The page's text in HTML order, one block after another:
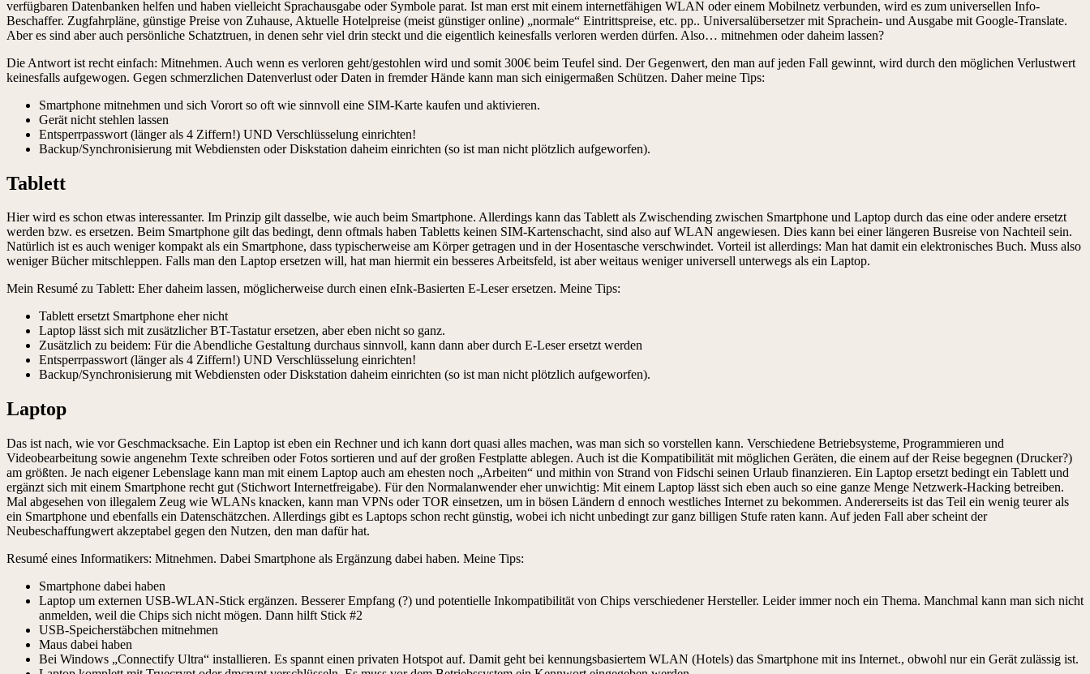
verfügbaren Datenbanken helfen und haben vielleicht Sprachausgabe oder Symbole parat. Ist man erst mit einem internetfähigen WLAN oder einem Mobilnetz verbunden, wird es zum universellen Info-
Beschaffer. Zugfahrpläne, günstige Preise von Zuhause, Aktuelle Hotelpreise (meist günstiger online) „normale“ Eintrittspreise, etc. pp.. Universalübersetzer mit Sprachein- und Ausgabe mit Google-Translate.
Aber es sind aber auch persönliche Schatztruen, in denen sehr viel drin steckt und die eigentlich keinesfalls verloren werden dürfen. Also… mitnehmen oder daheim lassen?
Die Antwort ist recht einfach: Mitnehmen. Auch wenn es verloren geht/gestohlen wird und somit 300€ beim Teufel sind. Der Gegenwert, den man auf jeden Fall gewinnt, wird durch den möglichen Verlustwert
keinesfalls aufgewogen. Gegen schmerzlichen Datenverlust oder Daten in fremder Hände kann man sich einigermaßen Schützen. Daher meine Tips:
Smartphone mitnehmen und sich Vorort so oft wie sinnvoll eine SIM-Karte kaufen und aktivieren.
Gerät nicht stehlen lassen
Entsperrpasswort (länger als 4 Ziffern!) UND Verschlüsselung einrichten!
Backup/Synchronisierung mit Webdiensten oder Diskstation daheim einrichten (so ist man nicht plötzlich aufgeworfen).
Tablett
Hier wird es schon etwas interessanter. Im Prinzip gilt dasselbe, wie auch beim Smartphone. Allerdings kann das Tablett als Zwischending zwischen Smartphone und Laptop durch das eine oder andere ersetzt
werden bzw. es ersetzen. Beim Smartphone gilt das bedingt, denn oftmals haben Tabletts keinen SIM-Kartenschacht, sind also auf WLAN angewiesen. Dies kann bei einer längeren Busreise von Nachteil sein.
Natürlich ist es auch weniger kompakt als ein Smartphone, dass typischerweise am Körper getragen und in der Hosentasche verschwindet. Vorteil ist allerdings: Man hat damit ein elektronisches Buch. Muss also
weniger Bücher mitschleppen. Falls man den Laptop ersetzen will, hat man hiermit ein besseres Arbeitsfeld, ist aber weitaus weniger universell unterwegs als ein Laptop.
Mein Resumé zu Tablett: Eher daheim lassen, möglicherweise durch einen eInk-Basierten E-Leser ersetzen. Meine Tips:
Tablett ersetzt Smartphone eher nicht
Laptop lässt sich mit zusätzlicher BT-Tastatur ersetzen, aber eben nicht so ganz.
Zusätzlich zu beidem: Für die Abendliche Gestaltung durchaus sinnvoll, kann dann aber durch E-Leser ersetzt werden
Entsperrpasswort (länger als 4 Ziffern!) UND Verschlüsselung einrichten!
Backup/Synchronisierung mit Webdiensten oder Diskstation daheim einrichten (so ist man nicht plötzlich aufgeworfen).
Laptop
Das ist nach, wie vor Geschmacksache. Ein Laptop ist eben ein Rechner und ich kann dort quasi alles machen, was man sich so vorstellen kann. Verschiedene Betriebsysteme, Programmieren und
Videobearbeitung sowie angenehm Texte schreiben oder Fotos sortieren und auf der großen Festplatte ablegen. Auch ist die Kompatibilität mit möglichen Geräten, die einem auf der Reise begegnen (Drucker?)
am größten. Je nach eigener Lebenslage kann man mit einem Laptop auch am ehesten noch „Arbeiten“ und mithin von Strand von Fidschi seinen Urlaub finanzieren. Ein Laptop ersetzt bedingt ein Tablett und
ergänzt sich mit einem Smartphone recht gut (Stichwort Internetfreigabe). Für den Normalanwender eher unwichtig: Mit einem Laptop lässt sich eben auch so eine ganze Menge Netzwerk-Hacking betreiben.
Mal abgesehen von illegalem Zeug wie WLANs knacken, kann man VPNs oder TOR einsetzen, um in bösen Ländern d ennoch westliches Internet zu bekommen. Andererseits ist das Teil ein wenig teurer als
ein Smartphone und ebenfalls ein Datenschätzchen. Allerdings gibt es Laptops schon recht günstig, wobei ich nicht unbedingt zur ganz billigen Stufe raten kann. Auf jeden Fall aber scheint der
Neubeschaffungwert akzeptabel gegen den Nutzen, den man dafür hat.
Resumé eines Informatikers: Mitnehmen. Dabei Smartphone als Ergänzung dabei haben. Meine Tips:
Smartphone dabei haben
Laptop um externen USB-WLAN-Stick ergänzen. Besserer Empfang (?) und potentielle Inkompatibilität von Chips verschiedener Hersteller. Leider immer noch ein Thema. Manchmal kann man sich nicht
anmelden, weil die Chips sich nicht mögen. Dann hilft Stick #2
USB-Speicherstäbchen mitnehmen
Maus dabei haben
Bei Windows „Connectify Ultra“ installieren. Es spannt einen privaten Hotspot auf. Damit geht bei kennungsbasiertem WLAN (Hotels) das Smartphone mit ins Internet., obwohl nur ein Gerät zulässig ist.